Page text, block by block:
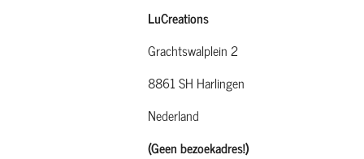
LuCreations
Grachtswalplein 2
8861 SH Harlingen
Nederland
(Geen bezoekadres!)